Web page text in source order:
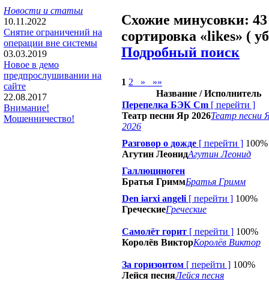
Новости и статьи
10.11.2022
Снятие ограничений на
операции вне системы
03.03.2019
Новое в демо
предпрослушивании на
сайте
22.08.2017
Внимание!
Мошенничество!
Схожие минусовки: 43
сортировка «likes» (
Подробный поиск
1 2 »
»»
Название / Исполнитель
Перепелка БЭК Cm [ перейти ]
Театр песни Яр 2026Театр песни
2026
Разговор о дожде [ перейти ] 100%
Агутин ЛеонидАгутин Леонид
Галлюциноген
Братья ГриммБратья Гримм
Den iarxi angeli [ перейти ] 100%
ГреческиеГреческие
Самолёт горит [ перейти ] 100%
Королёв ВикторКоролёв Виктор
За горизонтом [ перейти ] 100%
Лейся песняЛейся песня